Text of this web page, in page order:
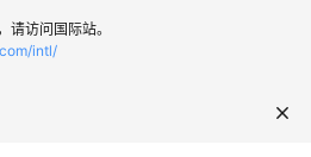
请访问国际站。
intl/